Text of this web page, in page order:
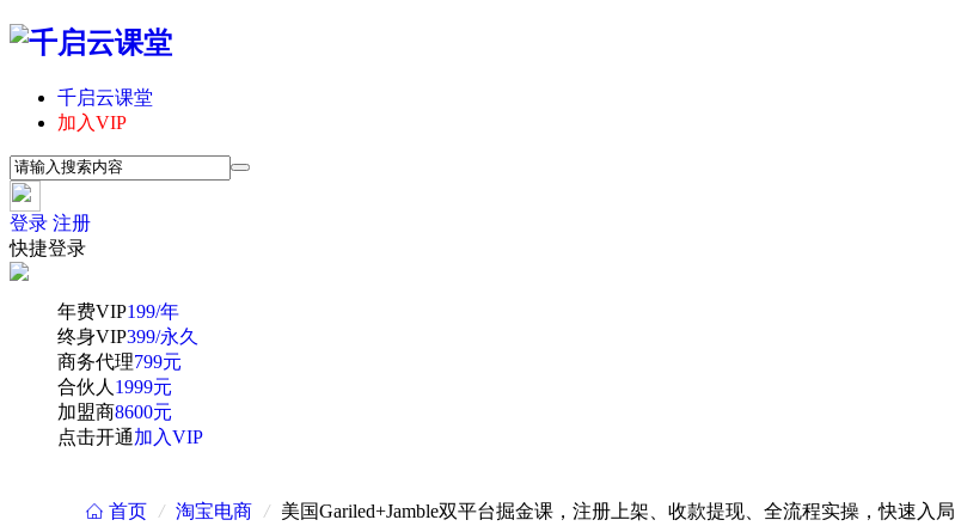
千启云课堂
加入VIP
登录 注册
快捷登录
年费VIP199/年
终身VIP399/永久
商务代理799元
合伙人 1999元
加盟商8600元
点击开通加入VIP
 首页 / 淘宝电商 / 美国Gariled+Jamble双平台掘金课，注册上架、收款提现、全流程实操，快速入局